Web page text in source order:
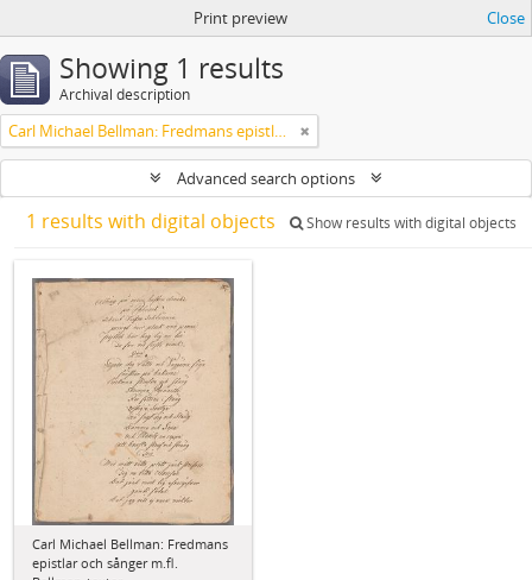
Print preview Close
Showing 1 results
Archival description
Carl Michael Bellman: Fredmans epistlar och sånger m.fl. Bellman-texter
Advanced search options
1 results with digital objects Show results with digital objects
Carl Michael Bellman: Fredmans
epistlar och sånger m.fl.